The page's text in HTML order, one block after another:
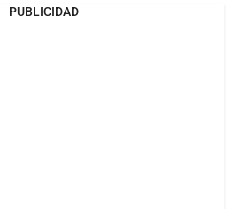
PUBLICIDAD